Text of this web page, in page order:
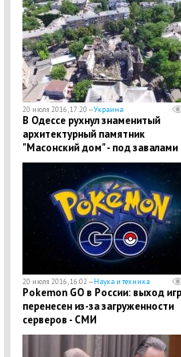
20 июля 2016, 17:20 —Украина
В Одессе рухнул знаменитый
архитектурный памятник
"Масонский дом" - под завалами
находятся люди
20 июля 2016, 16:02 —Наука и техника
Pokemon GO в России: выход
перенесен из-за загруженности
серверов - СМИ